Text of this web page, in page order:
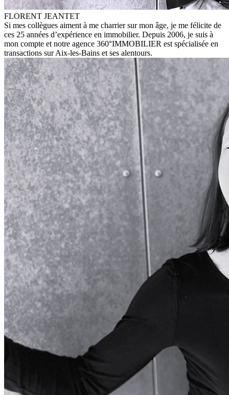
FLORENT JEANTET
Si mes collègues aiment à me charrier sur mon âge, je me félicite de
ces 25 années d’expérience en immobilier. Depuis 2006, je suis à
mon compte et notre agence 360°IMMOBILIER est spécialisée en
transactions sur Aix-les-Bains et ses alentours.